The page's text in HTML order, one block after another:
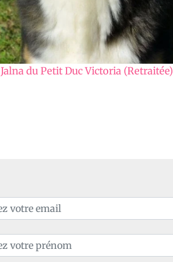
Jalna du Petit Duc Victoria (Retraitée)